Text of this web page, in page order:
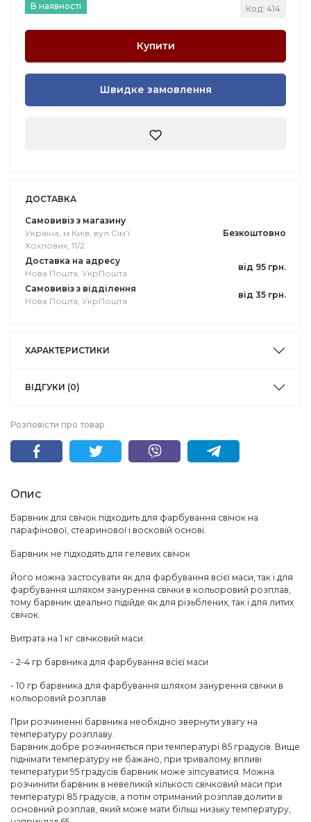
В наявності Код: 414
Купити
Швидке замовлення
ДОСТАВКА
Самовивіз з магазину
Україна, м Київ, вул Сімʼї
Хохлових, 11/2
Безкоштовно
Доставка на адресу
Нова Пошта, УкрПошта
від 95 грн.
Самовивіз з відділення
Нова Пошта, УкрПошта
від 35 грн.
ХАРАКТЕРИСТИКИ
ВІДГУКИ (0)
Розповісти про товар
Опис
Барвник для свічок підходить для фарбування свічок на
парафінової, стеаринової і восковій основі.
Барвник не підходять для гелевих свічок
Його можна застосувати як для фарбування всієї маси, так і для
фарбування шляхом занурення свічки в кольоровий розплав,
тому барвник ідеально підійде як для різьблених, так і для литих
свічок.
Витрата на 1 кг свічковий маси:
- 2-4 гр барвника для фарбування всієї маси
- 10 гр барвника для фарбування шляхом занурення свічки в
кольоровий розплав
При розчиненні барвника необхідно звернути увагу на
температуру розплаву.
Барвник добре розчиняється при температурі 85 градусів. Вище
піднімати температуру не бажано, при тривалому впливі
температури 95 градусів барвник може зіпсуватися. Можна
розчинити барвник в невеликій кількості свічковий маси при
температурі 85 градусів, а потім отриманий розплав долити в
основний розплав, який може мати більш низьку температуру,